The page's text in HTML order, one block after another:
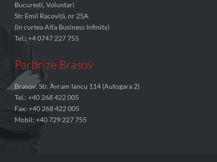
București, Voluntari
Str Emil Racoviță, nr 25A
(în curtea Alfa Business Infinity)
Tel.: +4 0747 227 755
Parbrize Brasov
Brasov: Str. Avram Iancu 114 (Autogara 2)
Tel.: +40 268 422 005
Fax: +40 268 422 005
Mobil: +40 729 227 755